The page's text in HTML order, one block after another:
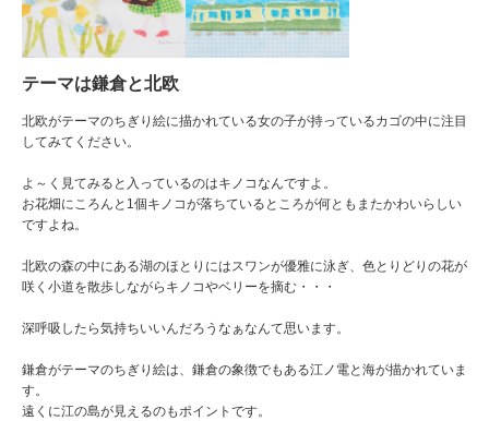
テーマは鎌倉と北欧
北欧がテーマのちぎり絵に描かれている女の子が持っているカゴの中に注目
してみてください。
よ～く見てみると入っているのはキノコなんですよ。
お花畑にころんと1個キノコが落ちているところが何ともまたかわいらしい
ですよね。
北欧の森の中にある湖のほとりにはスワンが優雅に泳ぎ、色とりどりの花が
咲く小道を散歩しながらキノコやベリーを摘む・・・
深呼吸したら気持ちいいんだろうなぁなんて思います。
鎌倉がテーマのちぎり絵は、鎌倉の象徴でもある江ノ電と海が描かれていま
す。
遠くに江の島が見えるのもポイントです。